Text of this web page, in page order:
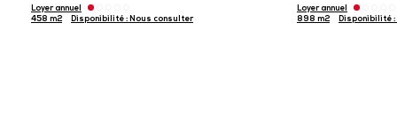
Loyer annuel
458 m2
Disponibilité : Nous consulter
Loyer annuel
898 m2
Disponibilité